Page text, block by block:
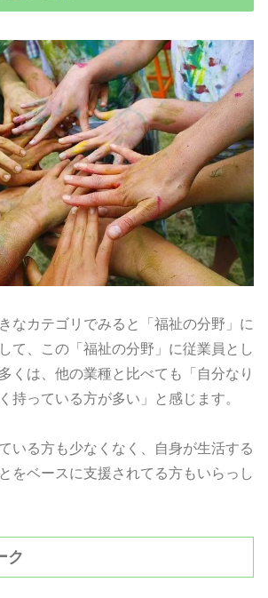
なカテゴリでみると「福祉の分野」に
て、この「福祉の分野」に従業員とし
くは、他の業種と比べても「自分なり
持っている方が多い」と感じます。
いる方も少なくなく、自身が生活する
をベースに支援されてる方もいらっし
ク